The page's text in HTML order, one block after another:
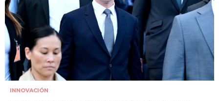
INNOVACIÓN